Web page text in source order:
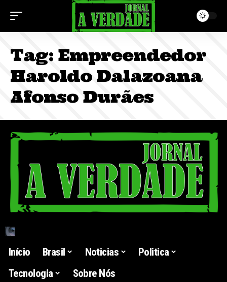
Tag: Empreendedor
Haroldo Dalazoana
Afonso Durães
Início Brasil Noticias
Politica
Tecnologia
Sobre Nós